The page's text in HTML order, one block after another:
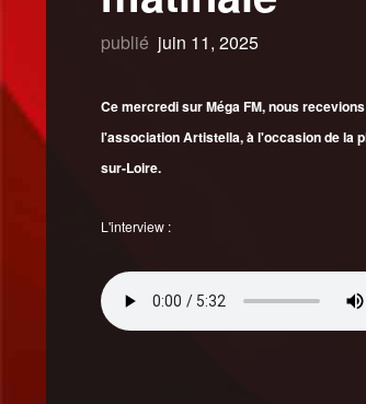
publié juin 11, 2025
Ce mercredi sur Méga FM, nous
l'association Artistella, à l'occasion de la
sur-Loire.
L'interview :